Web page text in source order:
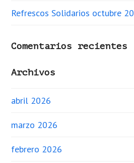
Refrescos Solidarios octubre
Comentarios recientes
Archivos
abril 2026
marzo 2026
febrero 2026